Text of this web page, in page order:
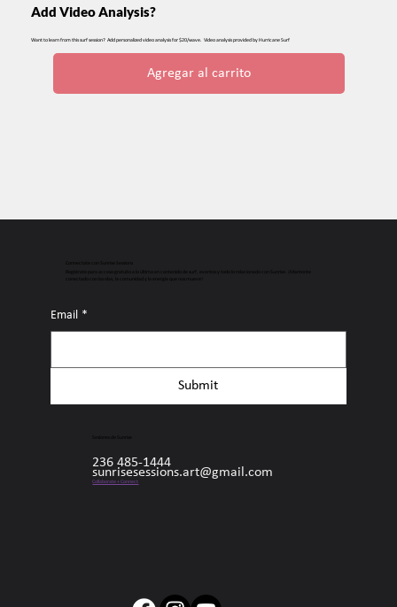
Add Video Analysis?
Want to learn from this surf session? Add personalized video analysis for $20/wave. Video analysis provided by Hurricane Surf
Agregar al carrito
Regístrate para acceso gratuito a lo último en contenido de surf, eventos y todo lo relacionado con Sunrise. ¡Mantente
conectado con las olas, la comunidad y la energía que nos mueve!
Email *
Submit
236 485-1444
sunrisesessions.art@gmail.com
Collaborate + Connect